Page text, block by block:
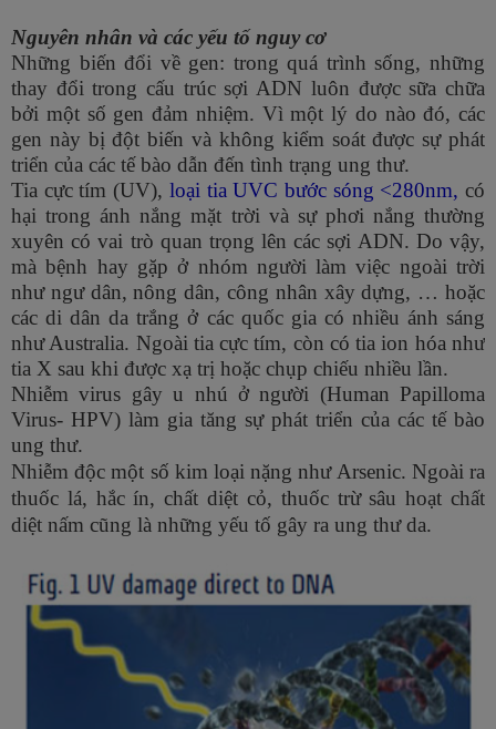
Nguyên nhân và các yếu tố nguy cơ
Những biến đổi về gen: trong quá trình sống, những
thay đổi trong cấu trúc sợi ADN luôn được sữa chữa
bởi một số gen đảm nhiệm. Vì một lý do nào đó, các
gen này bị đột biến và không kiểm soát được sự phát
triển của các tế bào dẫn đến tình trạng ung thư.
Tia cực tím (UV), loại tia UVC bước sóng <280nm, có
hại trong ánh nắng mặt trời và sự phơi nắng thường
xuyên có vai trò quan trọng lên các sợi ADN. Do vậy,
mà bệnh hay gặp ở nhóm người làm việc ngoài trời
như ngư dân, nông dân, công nhân xây dựng, … hoặc
các di dân da trắng ở các quốc gia có nhiều ánh sáng
như Australia. Ngoài tia cực tím, còn có tia ion hóa như
tia X sau khi được xạ trị hoặc chụp chiếu nhiều lần.
Nhiễm virus gây u nhú ở người (Human Papilloma
Virus- HPV) làm gia tăng sự phát triển của các tế bào
ung thư.
Nhiễm độc một số kim loại nặng như Arsenic. Ngoài ra
thuốc lá, hắc ín, chất diệt cỏ, thuốc trừ sâu hoạt chất
diệt nấm cũng là những yếu tố gây ra ung thư da.